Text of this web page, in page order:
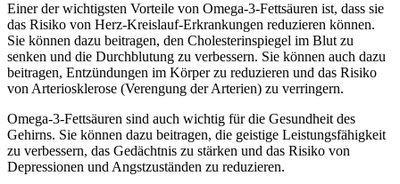
Einer der wichtigsten Vorteile von Omega-3-Fettsäuren ist, dass sie
das Risiko von Herz-Kreislauf-Erkrankungen reduzieren können.
Sie können dazu beitragen, den Cholesterinspiegel im Blut zu
senken und die Durchblutung zu verbessern. Sie können auch dazu
beitragen, Entzündungen im Körper zu reduzieren und das Risiko
von Arteriosklerose (Verengung der Arterien) zu verringern.
Omega-3-Fettsäuren sind auch wichtig für die Gesundheit des
Gehirns. Sie können dazu beitragen, die geistige Leistungsfähigkeit
zu verbessern, das Gedächtnis zu stärken und das Risiko von
Depressionen und Angstzuständen zu reduzieren.